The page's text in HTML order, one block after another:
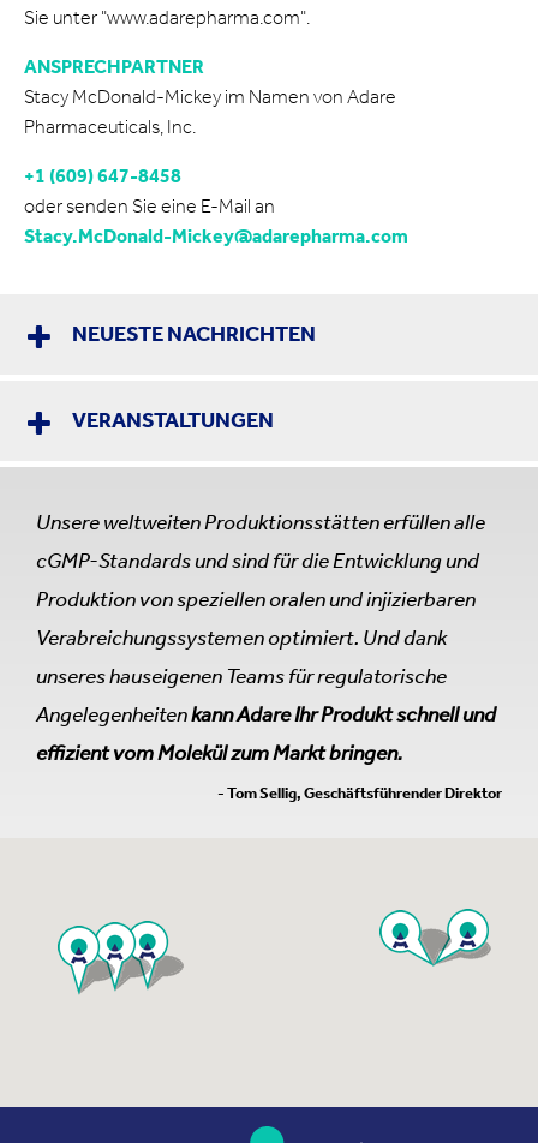
Sie unter "www.adarepharma.com".
ANSPRECHPARTNER
Stacy McDonald-Mickey im Namen von Adare
Pharmaceuticals, Inc.
+1 (609) 647-8458
oder senden Sie eine E-Mail an
Stacy.McDonald-Mickey@adarepharma.com
NEUESTE NACHRICHTEN
VERANSTALTUNGEN
Unsere weltweiten Produktionsstätten erfüllen alle
cGMP-Standards und sind für die Entwicklung und
Produktion von speziellen oralen und injizierbaren
Verabreichungssystemen optimiert. Und dank
unseres hauseigenen Teams für regulatorische
Angelegenheitenkann Adare Ihr Produkt schnell und
effizient vom Molekül zum Markt bringen.
- Tom Sellig, Geschäftsführender Direktor